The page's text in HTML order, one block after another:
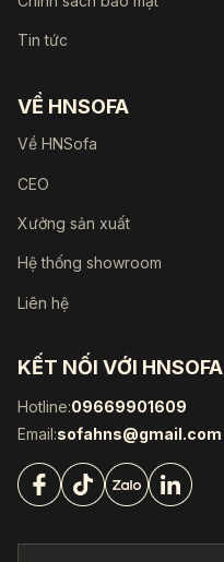
Tin tức
VỀ HNSOFA
Về HNSofa
CEO
Xưởng sản xuất
Hệ thống showroom
Liên hệ
KẾT NỐI VỚI HNSOFA
Hotline:09669901609
Email:sofahns@gmail.com